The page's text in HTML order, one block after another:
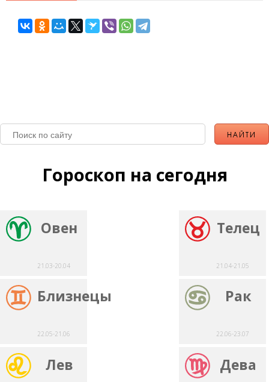
Гороскоп на сегодня
Овен
21.03-20.04
Телец
21.04-21.05
Близнецы
22.05-21.06
Рак
22.06-23.07
Лев Дева